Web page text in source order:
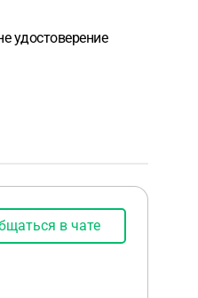
удостоверение
в чате